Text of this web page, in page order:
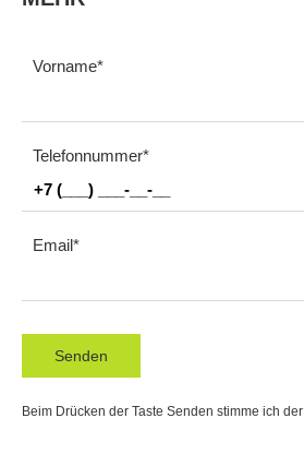
Vorname
Telefonnummer
Email
Senden
Beim Drücken der Taste Senden stimme ich der